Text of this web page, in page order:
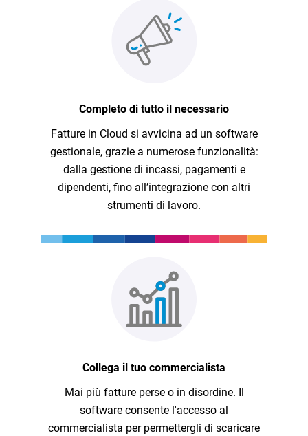
Completo di tutto il necessario
Fatture in Cloud si avvicina ad un software
gestionale, grazie a numerose funzionalità:
dalla gestione di incassi, pagamenti e
dipendenti, fino all’integrazione con altri
strumenti di lavoro.
Collega il tuo commercialista
Mai più fatture perse o in disordine. Il
software consente l'accesso al
commercialista per permettergli di scaricare